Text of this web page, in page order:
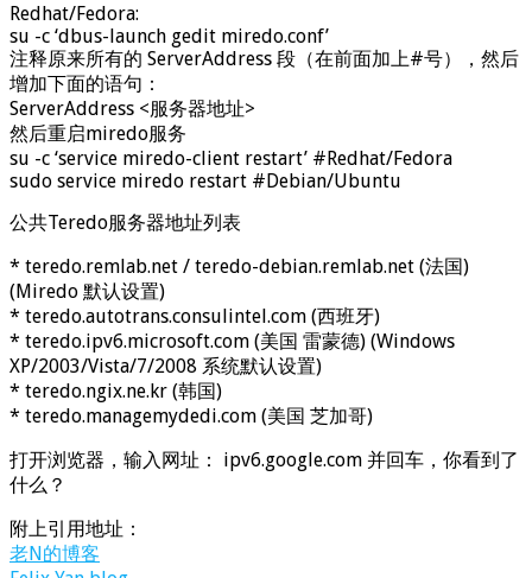
Redhat/Fedora:
su -c ‘dbus-launch gedit miredo.conf’
注释原来所有的 ServerAddress 段（在前面加上#号），然后
增加下面的语句：
ServerAddress <服务器地址>
然后重启miredo服务
su -c ‘service miredo-client restart’ #Redhat/Fedora
sudo service miredo restart #Debian/Ubuntu
公共Teredo服务器地址列表
* teredo.remlab.net / teredo-debian.remlab.net (法国)
(Miredo 默认设置)
* teredo.autotrans.consulintel.com (西班牙)
* teredo.ipv6.microsoft.com (美国 雷蒙德) (Windows
XP/2003/Vista/7/2008 系统默认设置)
* teredo.ngix.ne.kr (韩国)
* teredo.managemydedi.com (美国 芝加哥)
打开浏览器，输入网址： ipv6.google.com 并回车，你看到了
什么？
附上引用地址：
老N的博客